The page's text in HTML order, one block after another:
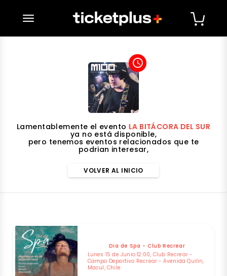
desplegar navegación
access_time
Lamentablemente el evento LA BITÁCORA DEL SUR
ya no está disponible,
pero tenemos eventos relacionados que te
podrian interesar,
VOLVER AL INICIO
Dia de Spa - Club Recrear
Lunes 15 de Junio 12:00, Club Recrear -
Campo Deportivo Recrear - Avenida Quilin,
Macul, Chile